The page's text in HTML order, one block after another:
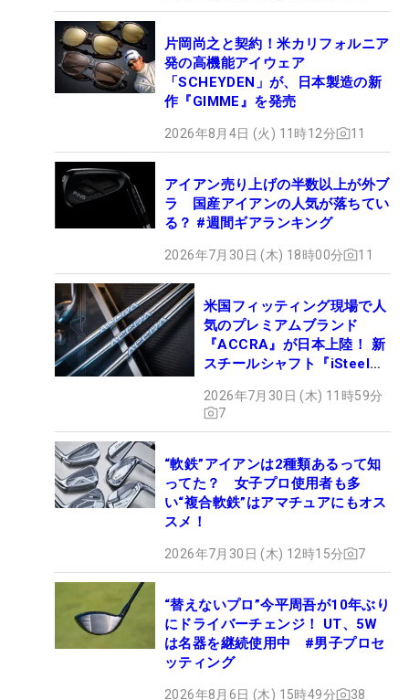
片岡尚之と契約！米カリフォルニア
発の高機能アイウェア
「SCHEYDEN」が、日本製造の新
作『GIMME』を発売
2026年8月4日 (火) 11時12分 11
アイアン売り上げの半数以上が外ブ
ラ 国産アイアンの人気が落ちてい
る？ #週間ギアランキング
2026年7月30日 (木) 18時00分 11
米国フィッティング現場で人
気のプレミアムブランド
『ACCRA』が日本上陸！ 新
スチールシャフト『iSteel
2026年7月30日 (木) 11時59分
7
“軟鉄”アイアンは2種類あるって知
ってた？ 女子プロ使用者も多
い“複合軟鉄”はアマチュアにもオス
スメ！
2026年7月30日 (木) 12時15分 7
“替えないプロ”今平周吾が10年ぶり
にドライバーチェンジ！ UT、5W
は名器を継続使用中 #男子プロセ
ッティング
2026年8月6日 (木) 15時49分 38